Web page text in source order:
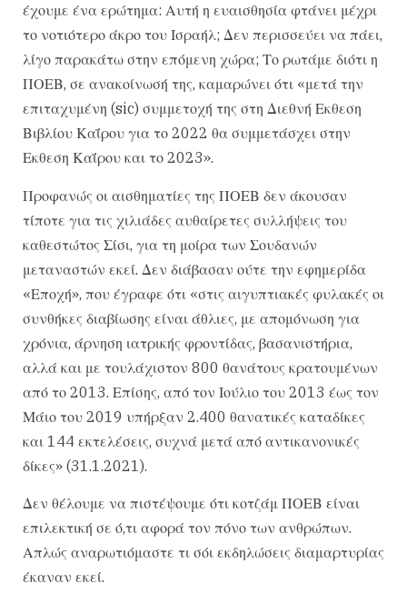
έχουμε ένα ερώτημα: Αυτή η ευαισθησία φτάνει μέχρι
το νοτιότερο άκρο του Ισραήλ; Δεν περισσεύει να πάει,
λίγο παρακάτω στην επόμενη χώρα; Το ρωτάμε διότι η
ΠΟΕΒ, σε ανακοίνωσή της, καμαρώνει ότι «μετά την
επιταχυμένη (sic) συμμετοχή της στη Διεθνή Εκθεση
Βιβλίου Καΐρου για το 2022 θα συμμετάσχει στην
Εκθεση Καΐρου και το 2023».
Προφανώς οι αισθηματίες της ΠΟΕΒ δεν άκουσαν
τίποτε για τις χιλιάδες αυθαίρετες συλλήψεις του
καθεστώτος Σίσι, για τη μοίρα των Σουδανών
μεταναστών εκεί. Δεν διάβασαν ούτε την εφημερίδα
«Εποχή», που έγραφε ότι «στις αιγυπτιακές φυλακές οι
συνθήκες διαβίωσης είναι άθλιες, με απομόνωση για
χρόνια, άρνηση ιατρικής φροντίδας, βασανιστήρια,
αλλά και με τουλάχιστον 800 θανάτους κρατουμένων
από το 2013. Επίσης, από τον Ιούλιο του 2013 έως τον
Μάιο του 2019 υπήρξαν 2.400 θανατικές καταδίκες
και 144 εκτελέσεις, συχνά μετά από αντικανονικές
δίκες» (31.1.2021).
Δεν θέλουμε να πιστέψουμε ότι κοτζάμ ΠΟΕΒ είναι
επιλεκτική σε ό,τι αφορά τον πόνο των ανθρώπων.
Απλώς αναρωτιόμαστε τι σόι εκδηλώσεις διαμαρτυρίας
έκαναν εκεί.